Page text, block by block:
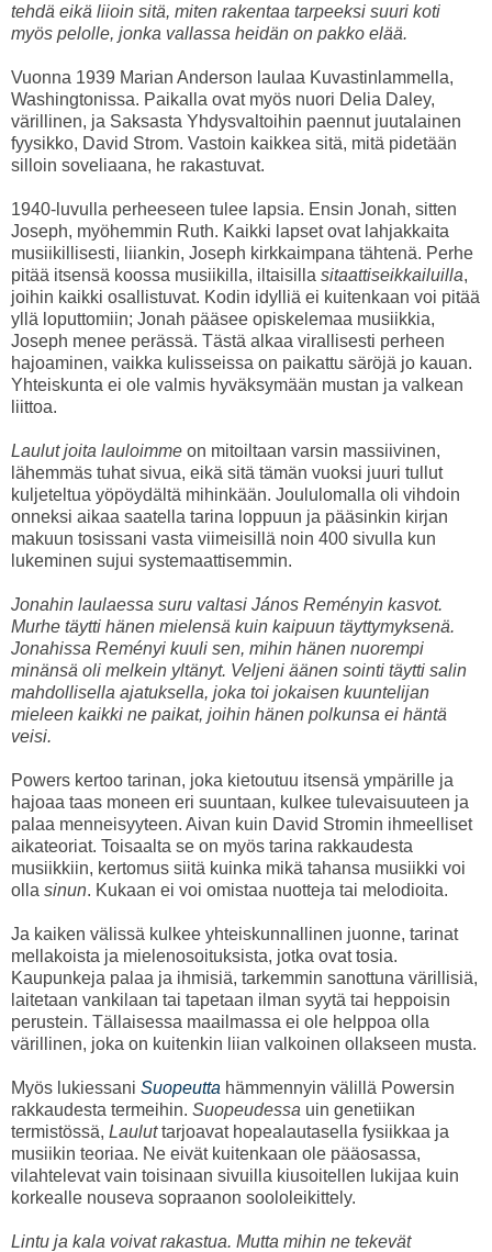
tehdä eikä liioin sitä, miten rakentaa tarpeeksi suuri koti
myös pelolle, jonka vallassa heidän on pakko elää.
Vuonna 1939 Marian Anderson laulaa Kuvastinlammella,
Washingtonissa. Paikalla ovat myös nuori Delia Daley,
värillinen, ja Saksasta Yhdysvaltoihin paennut juutalainen
fyysikko, David Strom. Vastoin kaikkea sitä, mitä pidetään
silloin soveliaana, he rakastuvat.
1940-luvulla perheeseen tulee lapsia. Ensin Jonah, sitten
Joseph, myöhemmin Ruth. Kaikki lapset ovat lahjakkaita
musiikillisesti, liiankin, Joseph kirkkaimpana tähtenä. Perhe
pitää itsensä koossa musiikilla, iltaisilla sitaattiseikkailuilla,
joihin kaikki osallistuvat. Kodin idylliä ei kuitenkaan voi pitää
yllä loputtomiin; Jonah pääsee opiskelemaa musiikkia,
Joseph menee perässä. Tästä alkaa virallisesti perheen
hajoaminen, vaikka kulisseissa on paikattu säröjä jo kauan.
Yhteiskunta ei ole valmis hyväksymään mustan ja valkean
liittoa.
Laulut joita lauloimme on mitoiltaan varsin massiivinen,
lähemmäs tuhat sivua, eikä sitä tämän vuoksi juuri tullut
kuljeteltua yöpöydältä mihinkään. Joululomalla oli vihdoin
onneksi aikaa saatella tarina loppuun ja pääsinkin kirjan
makuun tosissani vasta viimeisillä noin 400 sivulla kun
lukeminen sujui systemaattisemmin.
Jonahin laulaessa suru valtasi János Reményin kasvot.
Murhe täytti hänen mielensä kuin kaipuun täyttymyksenä.
Jonahissa Reményi kuuli sen, mihin hänen nuorempi
minänsä oli melkein yltänyt. Veljeni äänen sointi täytti salin
mahdollisella ajatuksella, joka toi jokaisen kuuntelijan
mieleen kaikki ne paikat, joihin hänen polkunsa ei häntä
veisi.
Powers kertoo tarinan, joka kietoutuu itsensä ympärille ja
hajoaa taas moneen eri suuntaan, kulkee tulevaisuuteen ja
palaa menneisyyteen. Aivan kuin David Stromin ihmeelliset
aikateoriat. Toisaalta se on myös tarina rakkaudesta
musiikkiin, kertomus siitä kuinka mikä tahansa musiikki voi
olla sinun. Kukaan ei voi omistaa nuotteja tai melodioita.
Ja kaiken välissä kulkee yhteiskunnallinen juonne, tarinat
mellakoista ja mielenosoituksista, jotka ovat tosia.
Kaupunkeja palaa ja ihmisiä, tarkemmin sanottuna värillisiä,
laitetaan vankilaan tai tapetaan ilman syytä tai heppoisin
perustein. Tällaisessa maailmassa ei ole helppoa olla
värillinen, joka on kuitenkin liian valkoinen ollakseen musta.
Myös lukiessani Suopeutta hämmennyin välillä Powersin
rakkaudesta termeihin. Suopeudessa uin genetiikan
termistössä, Lauluttarjoavat hopealautasella fysiikkaa ja
musiikin teoriaa. Ne eivät kuitenkaan ole pääosassa,
vilahtelevat vain toisinaan sivuilla kiusoitellen lukijaa kuin
korkealle nouseva sopraanon soololeikittely.
Lintu ja kala voivat rakastua. Mutta mihin ne tekevät